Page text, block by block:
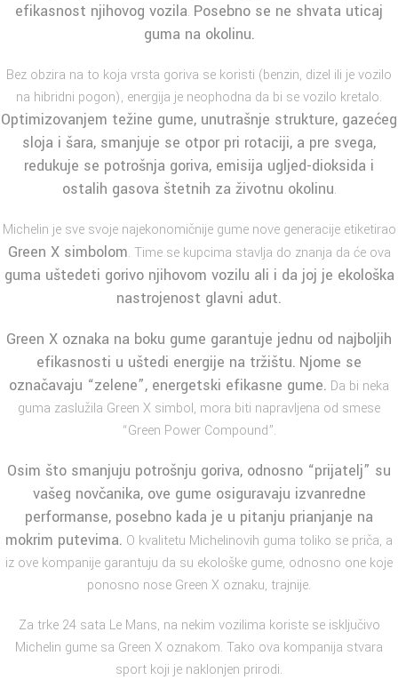
efikasnost njihovog vozila. Posebno se ne shvata uticaj
guma na okolinu.
Bez obzira na to koja vrsta goriva se koristi (benzin, dizel ili je vozilo
na hibridni pogon), energija je neophodna da bi se vozilo kretalo.
Optimizovanjem težine gume, unutrašnje strukture, gazećeg
sloja i šara, smanjuje se otpor pri rotaciji, a pre svega,
redukuje se potrošnja goriva, emisija ugljed-dioksida i
ostalih gasova štetnih za životnu okolinu.
Michelin je sve svoje najekonomičnije gume nove generacije etiketirao
Green X simbolom. Time se kupcima stavlja do znanja da će ova
guma uštedeti gorivo njihovom vozilu ali i da joj je ekološka
nastrojenost glavni adut.
Green X oznaka na boku gume garantuje jednu od najboljih
efikasnosti u uštedi energije na tržištu. Njome se
označavaju “zelene”, energetski efikasne gume. Da bi neka
guma zaslužila Green X simbol, mora biti napravljena od smese
“Green Power Compound”.
Osim što smanjuju potrošnju goriva, odnosno “prijatelj” su
vašeg novčanika, ove gume osiguravaju izvanredne
performanse, posebno kada je u pitanju prianjanje na
mokrim putevima. O kvalitetu Michelinovih guma toliko se priča, a
iz ove kompanije garantuju da su ekološke gume, odnosno one koje
ponosno nose Green X oznaku, trajnije.
Za trke 24 sata Le Mans, na nekim vozilima koriste se isključivo
Michelin gume sa Green X oznakom. Tako ova kompanija stvara
sport koji je naklonjen prirodi.